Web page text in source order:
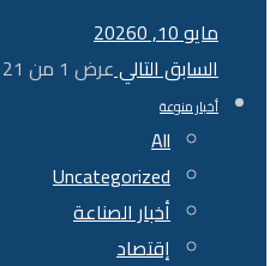
مايو 10, 2026
0
السابقالتاليعرض 1 من 21
أخبار منوعة
All
Uncategorized
أخبار الصناعة
إقتصاد